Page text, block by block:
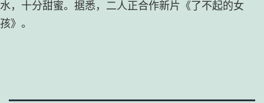
水，十分甜蜜。据悉，二人正合作新片《了不起的女
孩》。